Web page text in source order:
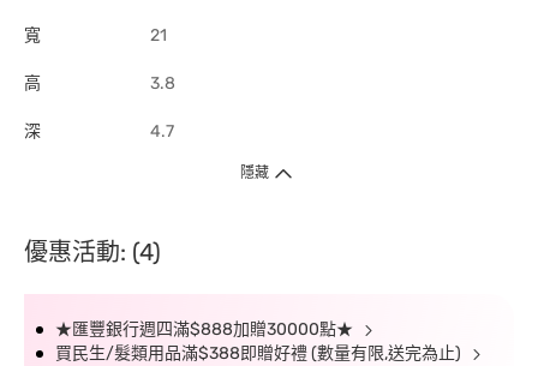
寬 21
高 3.8
深 4.7
隱藏
優惠活動: (4)
★匯豐銀行週四滿$888加贈30000點★
買民生/髮類用品滿$388即贈好禮 (數量有限,送完為止)